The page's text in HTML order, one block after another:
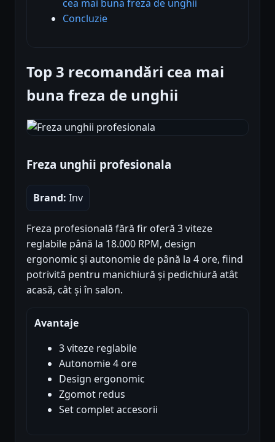
cea mai buna freza de unghii
Concluzie
Top 3 recomandări cea mai
buna freza de unghii
Freza unghii profesionala
Brand: Inv
Freza profesională fără fir oferă 3 viteze
reglabile până la 18.000 RPM, design
ergonomic și autonomie de până la 4 ore, fiind
potrivită pentru manichiură și pedichiură atât
acasă, cât și în salon.
Avantaje
3 viteze reglabile
Autonomie 4 ore
Design ergonomic
Zgomot redus
Set complet accesorii